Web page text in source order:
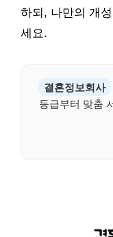
하되, 나만의 개
세요.
결혼정보회사
등급부터 맞춤